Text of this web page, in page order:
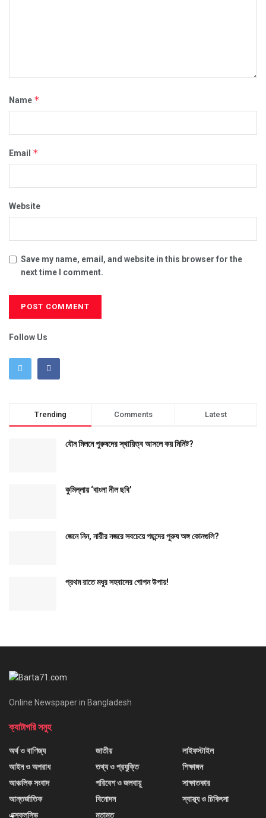
Name *
Email *
Website
Save my name, email, and website in this browser for the
next time I comment.
Follow Us
Trending Comments Latest
যৌন মিলনে পুরুষদের স্থায়িত্ব আসলে কয় মিনিট?
কুমিল্লায় ‘বাংলা নীল ছবি’
জেনে নিন, নারীর নজরে সবচেয়ে পছন্দের পুরুষ অঙ্গ কোনগুলি?
প্রথম রাতে মধুর সহবাসের গোপন উপায়!
Online Newspaper in Bangladesh
ক্যাটাগরি সমুহ
অর্থ ও বাণিজ্য
আইন ও অপরাধ
আঞ্চলিক সংবাদ
আন্তর্জাতিক
এক্সক্লুসিভ
জাতীয়
তথ্য ও প্রযুক্তি
পরিবেশ ও জলবায়ু
বিনোদন
মতামত
লাইফস্টাইল
শিক্ষাঙ্গন
সাক্ষাতকার
স্বাস্থ্য ও চিকিৎসা